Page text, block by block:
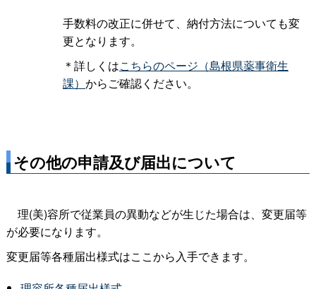
手数料の改正に併せて、納付方法についても変
更となります。
＊詳しくはこちらのページ（島根県薬事衛生
課） からご確認ください。
その他の申請及び届出について
理(美)容所で従業員の異動などが生じた場合は、変更届等
が必要になります。
変更届等各種届出様式はここから入手できます。